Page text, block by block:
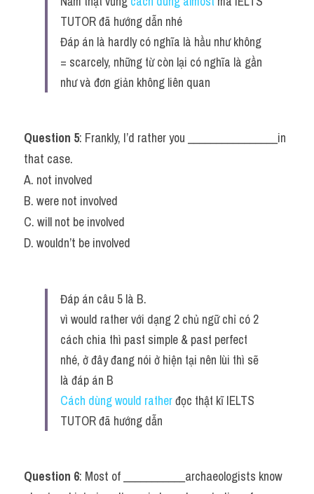
TUTOR đã hướng dẫn nhé
Đáp án là hardly có nghĩa là hầu như không
= scarcely, những từ còn lại có nghĩa là gần
như và đơn giản không liên quan
Question 5: Frankly, I’d rather you ________________in
that case.
A. not involved
B. were not involved
C. will not be involved
D. wouldn’t be involved
Đáp án câu 5 là B.
vì would rather với dạng 2 chủ ngữ chỉ có 2
cách chia thì past simple & past perfect
nhé, ở đây đang nói ở hiện tại nên lùi thì sẽ
là đáp án B
Cách dùng would rather đọc thật kĩ IELTS
TUTOR đã hướng dẫn
Question 6: Most of ___________archaeologists know